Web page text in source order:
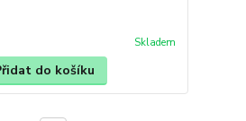
Skladem
do košíku